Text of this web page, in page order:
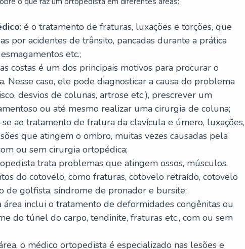
: é o tratamento de fraturas, luxações e torções, que
por acidentes de trânsito, pancadas durante a prática
etc.;
costas é um dos principais motivos para procurar o
Nesse caso, ele pode diagnosticar a causa do problema
desvios de colunas, artrose etc.), prescrever um
ou até mesmo realizar uma cirurgia de coluna;
se ao tratamento de fratura da clavícula e úmero, luxações,
que atingem o ombro, muitas vezes causadas pela
ou sem cirurgia ortopédica;
trata problemas que atingem ossos, músculos,
do cotovelo, como fraturas, cotovelo retraído, cotovelo
de golfista, síndrome de pronador e bursite;
área inclui o tratamento de deformidades congênitas ou
do túnel do carpo, tendinite, fraturas etc., com ou sem
o médico ortopedista é especializado nas lesões e